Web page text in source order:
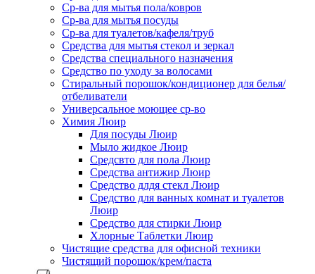
Ср-ва для мытья пола/ковров
Ср-ва для мытья посуды
Ср-ва для туалетов/кафеля/труб
Средства для мытья стекол и зеркал
Средства специального назначения
Средство по уходу за волосами
Стиральный порошок/кондиционер для белья/
отбеливатели
Универсальное моющее ср-во
Химия Люир
Для посуды Люир
Мыло жидкое Люир
Средсвто для пола Люир
Средства антижир Люир
Средство длдя стекл Люир
Средство для ванных комнат и туалетов
Люир
Средство для стирки Люир
Хлорные Таблетки Люир
Чистящие средства для офисной техники
Чистящий порошок/крем/паста